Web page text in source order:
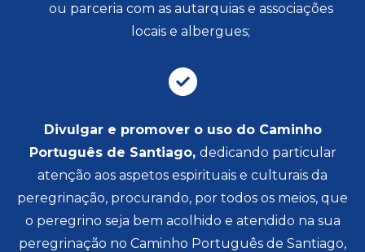
ou parceria com as autarquias e associações
locais e albergues;
Divulgar e promover o uso do Caminho
Português de Santiago, dedicando particular
atenção aos aspetos espirituais e culturais da
peregrinação, procurando, por todos os meios, que
o peregrino seja bem acolhido e atendido na sua
peregrinação no Caminho Português de Santiago,